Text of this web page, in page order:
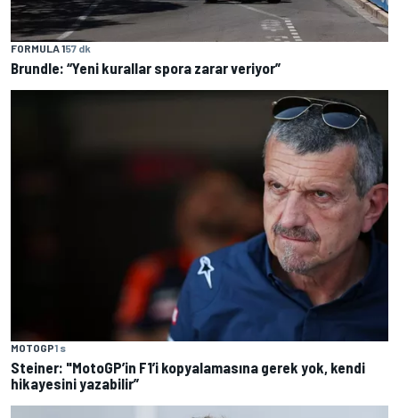
FORMULA 157 dk
Brundle: “Yeni kurallar spora zarar veriyor”
MOTOGP1 s
Steiner: "MotoGP’in F1’i kopyalamasına gerek yok, kendi
hikayesini yazabilir”